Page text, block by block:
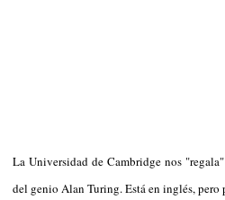
La Universidad de Cambridge nos
del genio Alan Turing. Está en inglés,